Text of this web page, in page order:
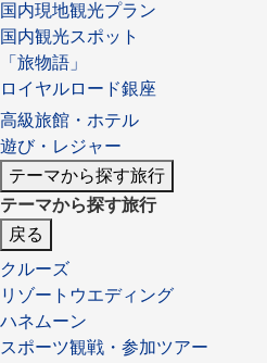
国内現地観光プラン
国内観光スポット
「旅物語」
ロイヤルロード銀座
高級旅館・ホテル
遊び・レジャー
テーマから探す旅行
テーマから探す旅行
戻る
クルーズ
リゾートウエディング
ハネムーン
スポーツ観戦・参加ツアー